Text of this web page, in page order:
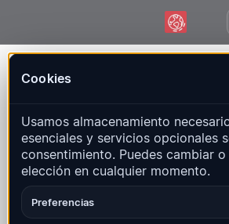
Cookies
Usamos almacenamiento
esenciales y servicios opcionales
consentimiento. Puedes cambiar
elección en cualquier momento.
Preferencias
del Sur – Terremotos |
Mapa en vivo, estadísticas y eventos
Abrir mapa histórico Últimos en
Resumen Mapa Recientes Gráficos